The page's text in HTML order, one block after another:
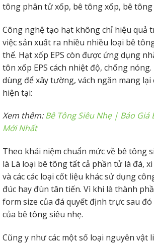
tông phân tử xốp, bê tông xốp, bê tông
Công nghệ tạo hạt không chỉ hiệu quả
việc sản xuất ra nhiều nhiều loại bê
thế. Hạt xốp EPS còn được ứng dụng
tôn xốp EPS cách nhiệt độ, chống nóng.
dùng để xây tường, vách ngăn mang lại
hiện tại:
Xem thêm:Bê Tông Siêu Nhẹ | Báo Giá
Mới Nhất
Theo khái niệm chuẩn mức về bê tông
là Là loại bê tông tất cả phần tử là đá,
và các các loại cốt liệu khác sử dụng
đúc hay đùn tân tiến. Vì khi là thành
form size của đá quyết định trực sau
của bê tông siêu nhẹ.
Cũng y như các một số loại nguyên vật